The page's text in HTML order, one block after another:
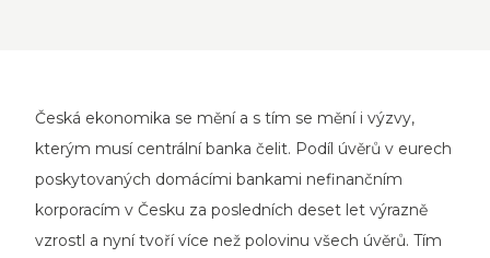
Česká ekonomika se mění a s tím se mění i výzvy,
kterým musí centrální banka čelit. Podíl úvěrů v eurech
poskytovaných domácími bankami nefinančním
korporacím v Česku za posledních deset let výrazně
vzrostl a nyní tvoří více než polovinu všech úvěrů. Tím